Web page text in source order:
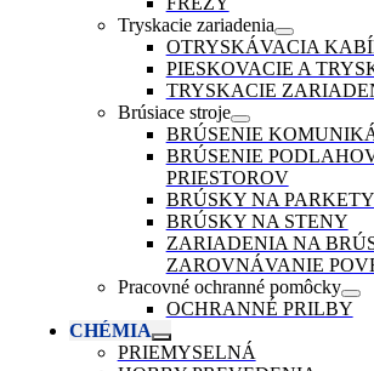
Tryskacie zariadenia
OTRYSKÁVACIA
PIESKOVACIE A
TRYSKACIE
Brúsiace stroje
BRÚSENIE
BRÚSENIE
PRIESTOROV
BRÚSKY NA PARKETY
BRÚSKY NA STENY
ZARIADENIA NA
ZAROVNÁVANIE
Pracovné ochranné pomôcky
OCHRANNÉ PRILBY
CHÉMIA
PRIEMYSELNÁ